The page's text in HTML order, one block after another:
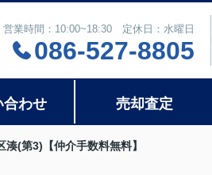
営業時間：10:00~18:30 定休日：水曜日
086-527-8805
合わせ 売却査定
(第3)【仲介手数料無料】